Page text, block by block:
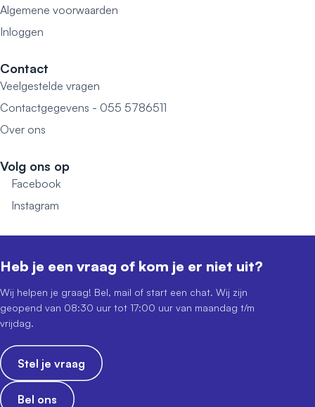
Algemene voorwaarden
Inloggen
Contact
Veelgestelde vragen
Contactgegevens - 055 5786511
Over ons
Volg ons op
Facebook
Instagram
Heb je een vraag of kom je er niet uit?
Wij helpen je graag! Bel, mail of start een chat. Wij zijn
geopend van 08:30 uur tot 17:00 uur van maandag t/m
vrijdag.
Stel je vraag
Bel ons